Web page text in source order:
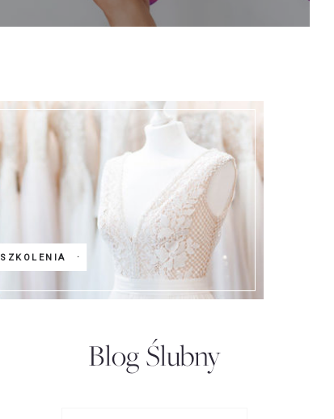
SZKOLENIA
Blog Ślubny